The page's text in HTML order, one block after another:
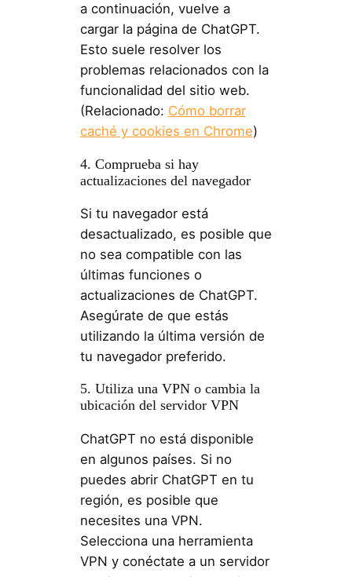
a continuación, vuelve a
cargar la página de ChatGPT.
Esto suele resolver los
problemas relacionados con la
funcionalidad del sitio web.
(Relacionado: Cómo borrar
caché y cookies en Chrome)
4. Comprueba si hay
actualizaciones del navegador
Si tu navegador está
desactualizado, es posible que
no sea compatible con las
últimas funciones o
actualizaciones de ChatGPT.
Asegúrate de que estás
utilizando la última versión de
tu navegador preferido.
5. Utiliza una VPN o cambia la
ubicación del servidor VPN
ChatGPT no está disponible
en algunos países. Si no
puedes abrir ChatGPT en tu
región, es posible que
necesites una VPN.
Selecciona una herramienta
VPN y conéctate a un servidor